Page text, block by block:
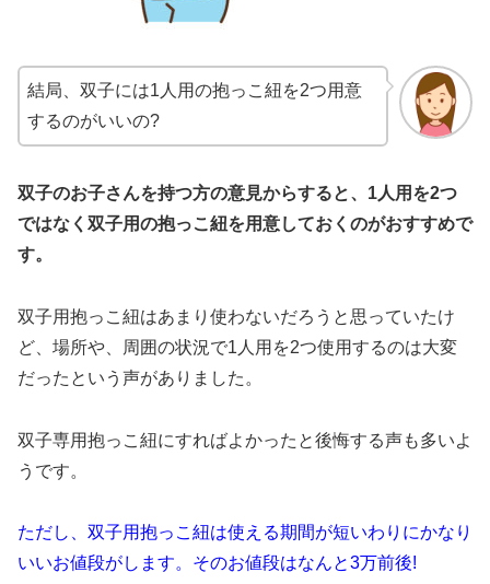
結局、双子には1人用の抱っこ紐を2つ用意
するのがいいの?
双子のお子さんを持つ方の意見からすると、1人用を2つ
ではなく双子用の抱っこ紐を用意しておくのがおすすめで
す。
双子用抱っこ紐はあまり使わないだろうと思っていたけ
ど、 場所や、周囲の状況で1人用を2つ使用するのは大変
だったという声がありました。
双子専用抱っこ紐にすればよかったと後悔する声も多いよ
うです。
ただし、双子用抱っこ紐は使える期間が短いわりにかなり
いいお値段がします。そのお値段はなんと3万前後!